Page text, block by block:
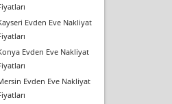
Evden Eve Nakliyat
Evden Eve Nakliyat
Evden Eve Nakliyat